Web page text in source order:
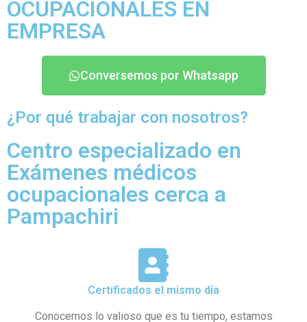
OCUPACIONALES EN
EMPRESA
Conversemos por Whatsapp
¿Por qué trabajar con nosotros?
Centro especializado en
Exámenes médicos
ocupacionales cerca a
Pampachiri
Certificados el mismo día
Conocemos lo valioso que es tu tiempo, estamos